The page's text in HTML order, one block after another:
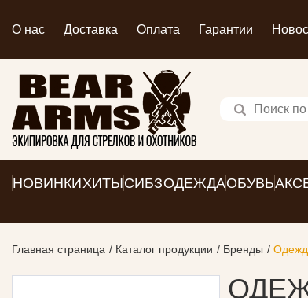
О нас Доставка Оплата Гарантии
НОВИНКИХИТЫСИБЗОДЕЖДАОБУВЬ
Главная страница Каталог продукции Бренды